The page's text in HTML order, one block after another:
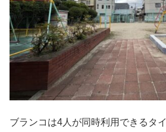
ブランコは4人が同時利用できるタ